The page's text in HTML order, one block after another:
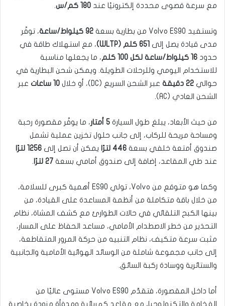
مع سرعة قصوى محددة إلكترونيًا عند 180 كم/س .
وتستفيد Volvo ES90 من بطارية بسعة 92 كيلواط/ساعة
، توفّر
مدى قيادة يصل إلى 651 كلم (WLTP)
، مع استهلاك طاقة في
حدود 16 كيلواط/ساعة لكل 100 كلم
، ما يجعلها مناسبة
للاستخدام اليومي وللرحلات الطويلة. ويمكن شحن البطارية في
حوالي 22 دقيقة عبر الشحن السريع (DC)، أو خلال 10 ساعات
عبر
الشحن العادي (AC).
من حيث الأبعاد، يبلغ طول السيارة 5 أمتار
، ما يوفّر مقصورة رحبة
ومساحة مريحة للركاب، إلى جانب حلول تخزين عملية تشمل
صندوق أمتعة خلفي بسعة 446 لترًا يمكن أن تصل إلى 1256 لترًا
عند طي المقاعد، إضافة إلى صندوق أمامي بسعة 27 لترًا .
وكما هو متوقع من Volvo، تولي ES90 أهمية كبرى للسلامة،
من خلال باقة متكاملة من أنظمة المساعدة على القيادة، من
بينها الكبح التلقائي في حالات الطوارئ مع كشف المشاة، نظام
التحذير من خطر الاصطدام الأمامي، مساعد الحفاظ على المسار،
مثبت سرعة متكيف، نظام التنبيه من حركة المرور المتقاطعة،
إلى جانب مجموعة شاملة من الوسائد الهوائية الأمامية والجانبية
والستائرية ووسادة ركبة السائق.
أما داخل المقصورة، فتقدّم Volvo ES90 مستوى عاليًا من
الفخامة والتكنولوجيا، مع مقاعد كهربائية ومدفأة مزودة بخاصية